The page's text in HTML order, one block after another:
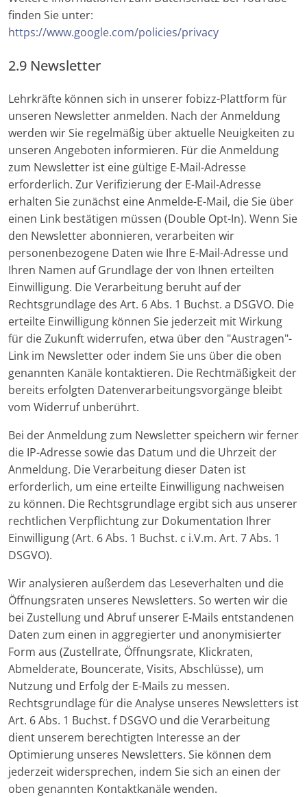
finden Sie unter:
https://www.google.com/policies/privacy
2.9 Newsletter
Lehrkräfte können sich in unserer fobizz-Plattform für
unseren Newsletter anmelden. Nach der Anmeldung
werden wir Sie regelmäßig über aktuelle Neuigkeiten zu
unseren Angeboten informieren. Für die Anmeldung
zum Newsletter ist eine gültige E-Mail-Adresse
erforderlich. Zur Verifizierung der E-Mail-Adresse
erhalten Sie zunächst eine Anmelde-E-Mail, die Sie über
einen Link bestätigen müssen (Double Opt-In). Wenn Sie
den Newsletter abonnieren, verarbeiten wir
personenbezogene Daten wie Ihre E-Mail-Adresse und
Ihren Namen auf Grundlage der von Ihnen erteilten
Einwilligung. Die Verarbeitung beruht auf der
Rechtsgrundlage des Art. 6 Abs. 1 Buchst. a DSGVO. Die
erteilte Einwilligung können Sie jederzeit mit Wirkung
für die Zukunft widerrufen, etwa über den "Austragen"-
Link im Newsletter oder indem Sie uns über die oben
genannten Kanäle kontaktieren. Die Rechtmäßigkeit der
bereits erfolgten Datenverarbeitungsvorgänge bleibt
vom Widerruf unberührt.
Bei der Anmeldung zum Newsletter speichern wir ferner
die IP-Adresse sowie das Datum und die Uhrzeit der
Anmeldung. Die Verarbeitung dieser Daten ist
erforderlich, um eine erteilte Einwilligung nachweisen
zu können. Die Rechtsgrundlage ergibt sich aus unserer
rechtlichen Verpflichtung zur Dokumentation Ihrer
Einwilligung (Art. 6 Abs. 1 Buchst. c i.V.m. Art. 7 Abs. 1
DSGVO).
Wir analysieren außerdem das Leseverhalten und die
Öffnungsraten unseres Newsletters. So werten wir die
bei Zustellung und Abruf unserer E-Mails entstandenen
Daten zum einen in aggregierter und anonymisierter
Form aus (Zustellrate, Öffnungsrate, Klickraten,
Abmelderate, Bouncerate, Visits, Abschlüsse), um
Nutzung und Erfolg der E-Mails zu messen.
Rechtsgrundlage für die Analyse unseres Newsletters ist
Art. 6 Abs. 1 Buchst. f DSGVO und die Verarbeitung
dient unserem berechtigten Interesse an der
Optimierung unseres Newsletters. Sie können dem
jederzeit widersprechen, indem Sie sich an einen der
oben genannten Kontaktkanäle wenden.